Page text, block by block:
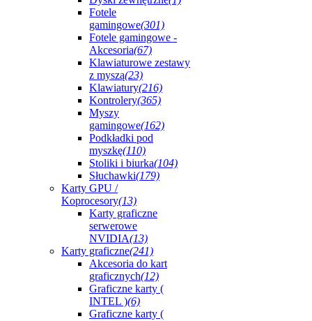
Fotele
gamingowe(301)
Fotele gamingowe -
Akcesoria(67)
Klawiaturowe zestawy
z myszą(23)
Klawiatury(216)
Kontrolery(365)
Myszy
gamingowe(162)
Podkładki pod
myszkę(110)
Stoliki i biurka(104)
Słuchawki(179)
Karty GPU /
Koprocesory(13)
Karty graficzne
serwerowe
NVIDIA(13)
Karty graficzne(241)
Akcesoria do kart
graficznych(12)
Graficzne karty (
INTEL )(6)
Graficzne karty (